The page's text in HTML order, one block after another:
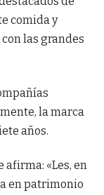
comida y
las grandes
la marca
años.
afirma: «Les, en
en patrimonio